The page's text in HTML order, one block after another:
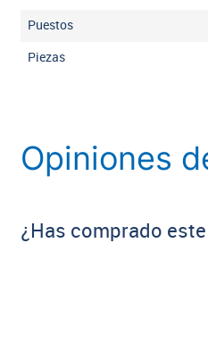
Puestos
Piezas
Opiniones
¿Has comprado